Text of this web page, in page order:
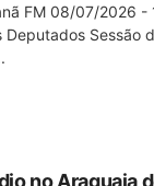
FM 08/07/2026
Sessão
no Araguaia